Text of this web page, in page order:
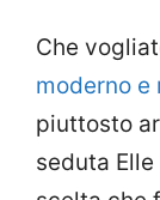
Che
moderno e
piuttosto
seduta